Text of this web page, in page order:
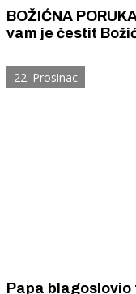
BOŽIĆNA
vam je čestit
učiniti ostalo.
22. Prosinac
Papa